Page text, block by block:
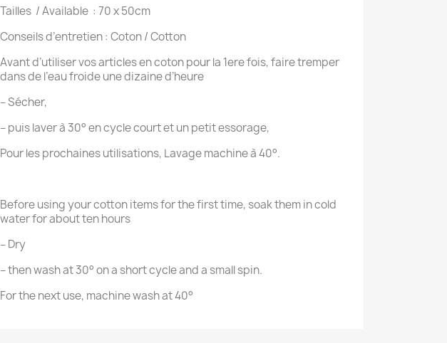
Tailles / Available : 70 x 50cm
Conseils d’entretien : Coton / Cotton
Avant d’utiliser vos articles en coton pour la 1ere fois, faire tremper
dans de l’eau froide une dizaine d’heure
– Sécher,
– puis laver à 30° en cycle court et un petit essorage,
Pour les prochaines utilisations, Lavage machine à 40°.
Before using your cotton items for the first time, soak them in cold
water for about ten hours
– Dry
– then wash at 30° on a short cycle and a small spin.
For the next use, machine wash at 40°